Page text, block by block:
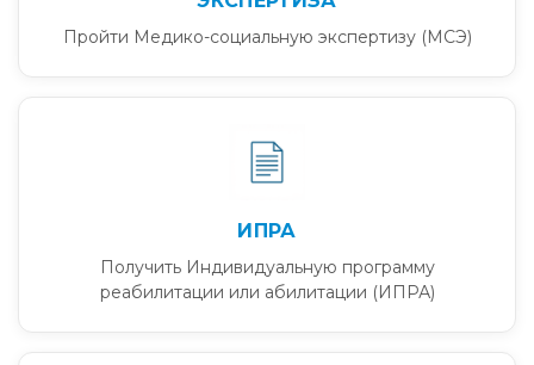
Пройти Медико-социальную экспертизу (МСЭ)
ИПРА
Получить Индивидуальную программу
реабилитации или абилитации (ИПРА)